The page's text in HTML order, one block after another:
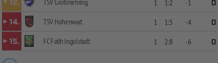
12. 1 1:2 -1
0
14.
TSV Hohenwart 1 1:5 -4
0
15.
FC Fatih Ingolstadt 1 2:8 -6 0